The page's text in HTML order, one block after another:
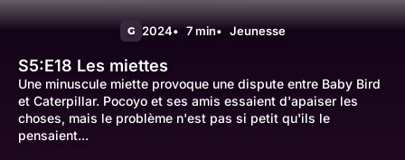
G 2024 7 min Jeunesse
S5:E18 Les miettes
Une minuscule miette provoque une dispute entre Baby Bird
et Caterpillar. Pocoyo et ses amis essaient d'apaiser les
choses, mais le problème n'est pas si petit qu'ils le
pensaient...